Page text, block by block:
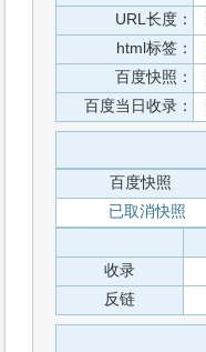
URL长度：
html标签：
百度快照：
百度当日收录：
百度快照
已取消快照
收录
反链